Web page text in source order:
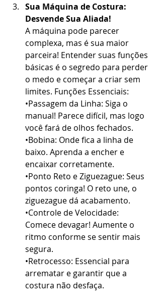
Sua Máquina de Costura:
Desvende Sua Aliada!
A máquina pode parecer
complexa, mas é sua maior
parceira! Entender suas funções
básicas é o segredo para perder
o medo e começar a criar sem
limites. Funções Essenciais:
•Passagem da Linha: Siga o
manual! Parece difícil, mas logo
você fará de olhos fechados.
•Bobina: Onde fica a linha de
baixo. Aprenda a encher e
encaixar corretamente.
•Ponto Reto e Ziguezague: Seus
pontos coringa! O reto une, o
ziguezague dá acabamento.
•Controle de Velocidade:
Comece devagar! Aumente o
ritmo conforme se sentir mais
segura.
•Retrocesso: Essencial para
arrematar e garantir que a
costura não desfaça.